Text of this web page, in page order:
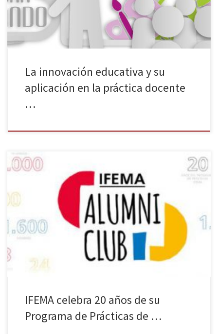
escuchar en SIMO […]
La innovación educativa y su
aplicación en la práctica docente
…
A lo largo de dos décadas, 3.000 estudiantes de distintas ramas
universitarias y disciplinas de formación profesional han formado
parte de los programas de prácticas con los que IFEMA viene
contribuyendo al desarrollo de futuros profesionales. Este jueves,
7 de mayo, coincidiendo con la celebración de SPAINSKILLS en las
instalaciones […]
IFEMA celebra 20 años de su
Programa de Prácticas de …